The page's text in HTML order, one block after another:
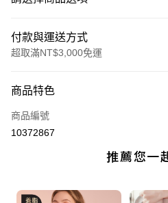
付款與運送方式
超取滿NT$3,000免運
信用卡一次付款
信用卡分期付款
上海商業儲蓄銀行
LINE Pay
商品特色
商品編號
10372867